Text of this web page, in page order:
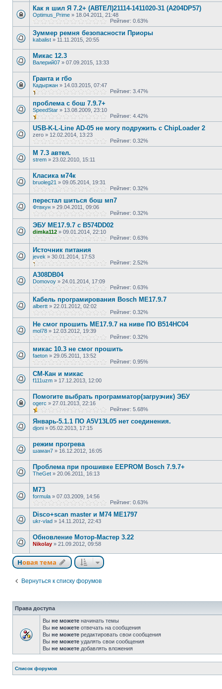
Как я шил Я 7.2+ (АВТЕЛ)21114-1411020-31 (A204DP57)
Optimus_Prime » 18.04.2011, 21:48
Рейтинг: 0.63%
Зуммер ремня безопасности Приоры
kabalist » 11.11.2015, 20:55
Микас 12.3
Валерий07 » 07.09.2015, 13:33
Гранта и гбо
Кадыржан » 14.03.2015, 07:47
Рейтинг: 3.47%
проблема с бош 7.9.7+
SpeedStar » 13.08.2009, 23:10
Рейтинг: 4.42%
USB-K-L-Line AD-05 не могу подружить с ChipLoader 2
zero » 12.02.2014, 13:23
Рейтинг: 0.32%
М 7.3 автел.
strem » 23.02.2010, 15:11
Класика м74к
bruoleg21 » 09.05.2014, 19:31
Рейтинг: 0.32%
перестал шиться бош мп7
Фтвкун » 29.04.2011, 09:06
Рейтинг: 0.32%
ЭБУ МЕ17.9.7 с B574DD02
dimka112 » 09.01.2014, 22:10
Рейтинг: 0.63%
Источник питания
jevek » 30.01.2014, 17:53
Рейтинг: 2.52%
A308DB04
Domovoy » 24.01.2014, 17:09
Рейтинг: 0.63%
Кабель програмирования Bosch ME17.9.7
albertt » 22.01.2012, 02:02
Рейтинг: 0.32%
Не смог прошить ME17.9.7 на ниве ПО B514HC04
mol78 » 12.03.2012, 19:39
Рейтинг: 0.32%
микас 10.3 не смог прошить
faeton » 29.05.2011, 13:52
Рейтинг: 0.95%
СМ-Кан и микас
f111uzm » 17.12.2013, 12:00
Помогите выбрать программатор(загрузчик) ЭБУ
ogerc » 27.01.2013, 22:16
Рейтинг: 5.68%
Январь-5.1.1 ПО A5V13L05 нет соединения.
djoni » 05.02.2013, 17:15
режим прогрева
шаман7 » 16.12.2012, 16:05
Проблема при прошивке EEPROM Bosch 7.9.7+
TheGet » 20.06.2011, 16:13
M73
formula » 07.03.2009, 14:56
Рейтинг: 0.63%
Disco+scan master и М74 МЕ1797
ukr-vlad » 14.11.2012, 22:43
Обновление Мотор-Мастер 3.22
Nikolay » 21.09.2012, 09:58
Новая тема
Вернуться к списку форумов
Права доступа
Вы не можете начинать темы
Вы не можете отвечать на сообщения
Вы не можете редактировать свои сообщения
Вы не можете удалять свои сообщения
Вы не можете добавлять вложения
Список форумов